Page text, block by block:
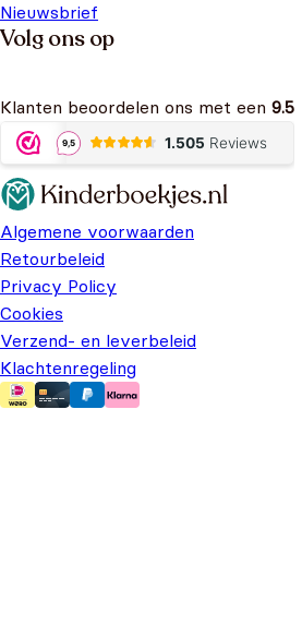
Nieuwsbrief
Volg ons op
Klanten beoordelen ons met een 9.5
Algemene voorwaarden
Retourbeleid
Privacy Policy
Cookies
Verzend- en leverbeleid
Klachtenregeling